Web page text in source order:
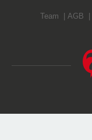
Team AGB